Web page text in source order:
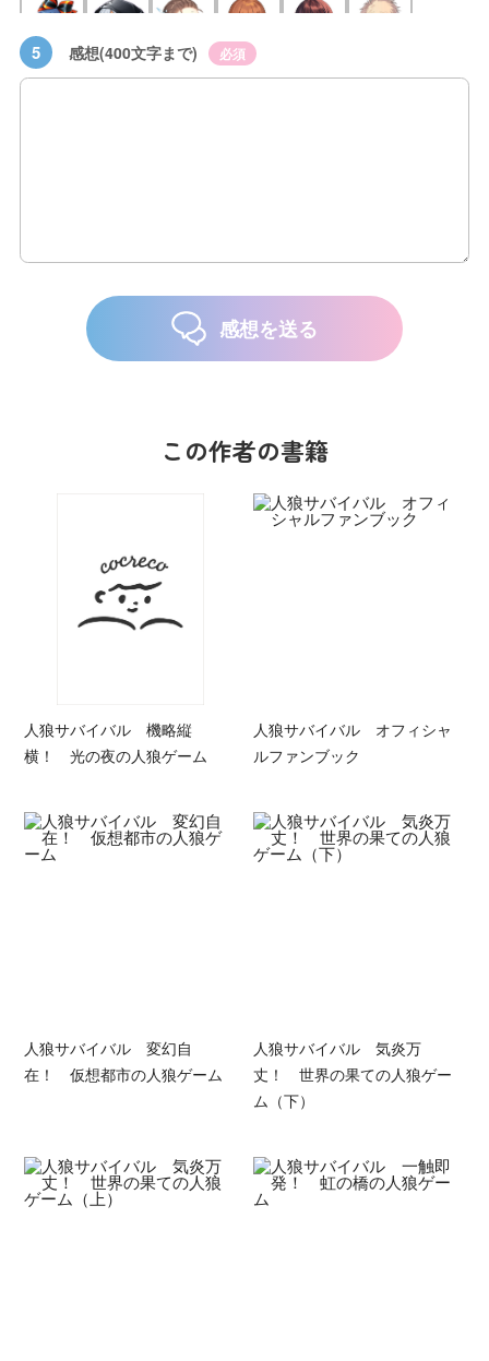
5 感想(400文字まで) 必須
感想を送る
この作者の書籍
人狼サバイバル 機略縦
横！ 光の夜の人狼ゲーム
人狼サバイバル オフィシャ
ルファンブック
人狼サバイバル 変幻自
在！ 仮想都市の人狼ゲーム
人狼サバイバル 気炎万
丈！ 世界の果ての人狼ゲー
ム（下）